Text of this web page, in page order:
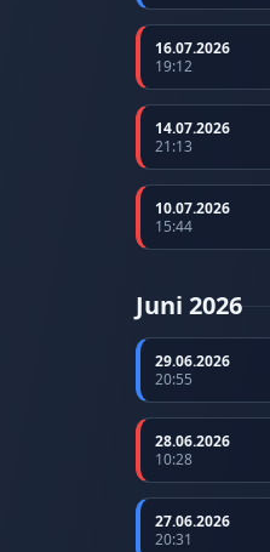
16.07.2026
19:12
14.07.2026
21:13
10.07.2026
15:44
Juni 2026
29.06.2026
20:55
28.06.2026
10:28
27.06.2026
20:31